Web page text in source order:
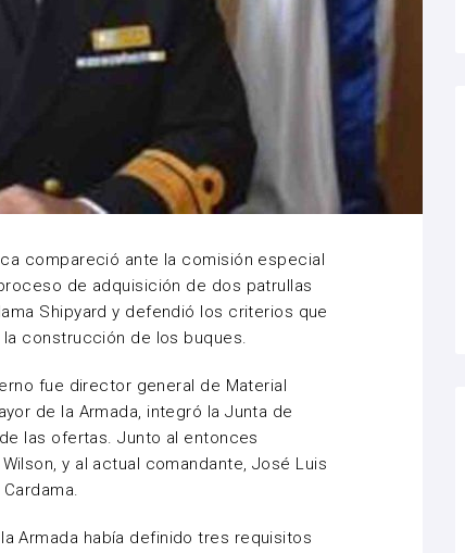
compareció ante la comisión especial
de adquisición de dos patrullas
Shipyard y defendió los criterios que
construcción de los buques.
fue director general de Material
de la Armada, integró la Junta de
las ofertas. Junto al entonces
y al actual comandante, José Luis
Armada había definido tres requisitos